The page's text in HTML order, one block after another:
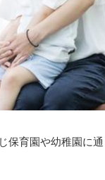
保育園や幼稚園に通